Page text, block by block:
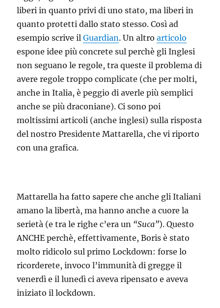
liberi in quanto privi di uno stato, ma liberi in
quanto protetti dallo stato stesso. Così ad
esempio scrive ilGuardian. Un altroarticolo
espone idee più concrete sul perchè gli Inglesi
non seguano le regole, tra queste il problema di
avere regole troppo complicate (che per molti,
anche in Italia, è peggio di averle più semplici
anche se più draconiane). Ci sono poi
moltissimi articoli (anche inglesi) sulla risposta
del nostro Presidente Mattarella, che vi riporto
con una grafica.
Mattarella ha fatto sapere che anche gli Italiani
amano la libertà, ma hanno anche a cuore la
serietà (e tra le righe c’era un “Suca”). Questo
ANCHE perchè, effettivamente, Boris è stato
molto ridicolo sul primo Lockdown: forse lo
ricorderete, invoco l’immunità di gregge il
venerdì e il lunedì ci aveva ripensato e aveva
iniziato il lockdown.